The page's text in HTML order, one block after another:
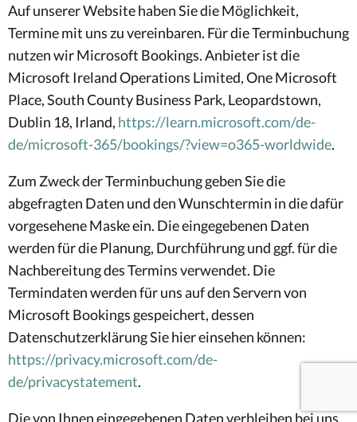
Auf unserer Website haben Sie die Möglichkeit,
Termine mit uns zu vereinbaren. Für die Terminbuchung
nutzen wir Microsoft Bookings. Anbieter ist die
Microsoft Ireland Operations Limited, One Microsoft
Place, South County Business Park, Leopardstown,
Dublin 18, Irland, https://learn.microsoft.com/de-
de/microsoft-365/bookings/?view=o365-worldwide.
Zum Zweck der Terminbuchung geben Sie die
abgefragten Daten und den Wunschtermin in die dafür
vorgesehene Maske ein. Die eingegebenen Daten
werden für die Planung, Durchführung und ggf. für die
Nachbereitung des Termins verwendet. Die
Termindaten werden für uns auf den Servern von
Microsoft Bookings gespeichert, dessen
Datenschutzerklärung Sie hier einsehen können:
https://privacy.microsoft.com/de-
de/privacystatement.
Die von Ihnen eingegebenen Daten verbleiben bei uns,